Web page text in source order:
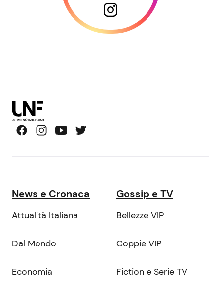
News e Cronaca
Attualità Italiana
Dal Mondo
Economia
Gossip e TV
Bellezze VIP
Coppie VIP
Fiction e Serie TV